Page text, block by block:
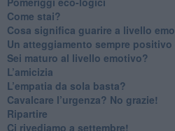
​Come stai?
Cosa significa guarire a livello
​Un atteggiamento sempre
​Sei maturo al livello emotivo?
​L’amicizia
​L’empatia da sola basta?
​Cavalcare l’urgenza? No grazie!
Ripartire
​Ci rivediamo a settembre!